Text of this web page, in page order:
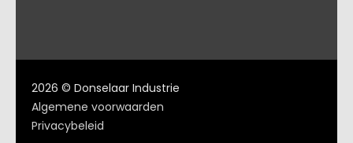
2026 © Donselaar Industrie
Algemene voorwaarden
Privacybeleid